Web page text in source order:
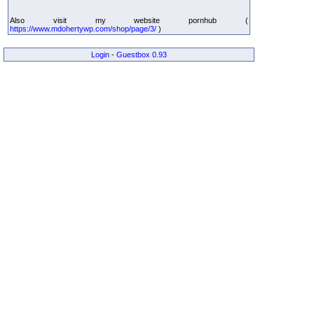
Also visit my website pornhub (
https://www.mdohertywp.com/shop/page/3/ )
Login - Guestbox 0.93